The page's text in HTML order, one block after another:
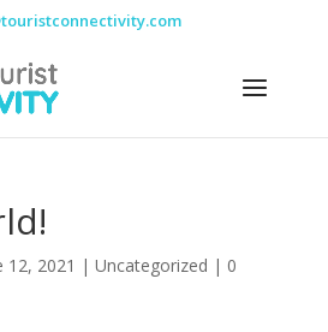
12, 2021 | Uncategorized | 0